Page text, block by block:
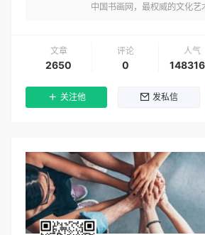
中国书画网，最权威的文化艺
文章
2650
评论
0
人气
关注他 发私信